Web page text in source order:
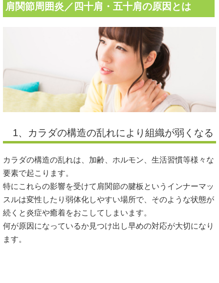
肩関節周囲炎／四十肩・五十肩の原因とは
1、カラダの構造の乱れにより組織が弱くなる
カラダの構造の乱れは、加齢、ホルモン、生活習慣等様々な
要素で起こります。
特にこれらの影響を受けて肩関節の腱板というインナーマッ
スルは変性したり弱体化しやすい場所で、そのような状態が
続くと炎症や癒着をおこしてしまいます。
何が原因になっているか見つけ出し早めの対応が大切になり
ます。